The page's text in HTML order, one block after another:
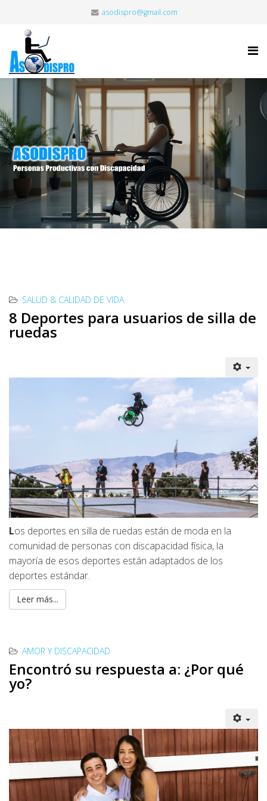
asodispro@gmail.com
SALUD & CALIDAD DE VIDA
8 Deportes para usuarios de silla de
ruedas
Los deportes en silla de ruedas están de moda en la
comunidad de personas con discapacidad física, la
mayoría de esos deportes están adaptados de los
deportes estándar.
Leer más...
AMOR Y DISCAPACIDAD
Encontró su respuesta a: ¿Por qué
yo?